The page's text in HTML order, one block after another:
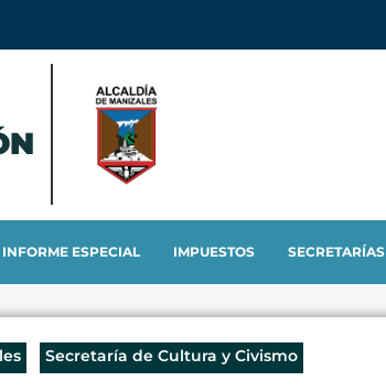
INFORME ESPECIAL IMPUESTOS SECRETARÍAS
Secretaría de Cultura y Civismo